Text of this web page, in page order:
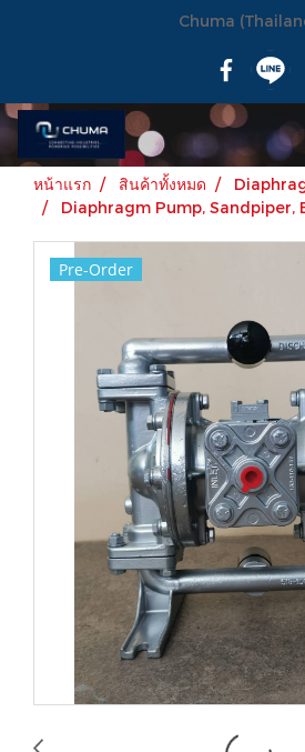
Chuma
หน้าแรก สินค้าทั้งหมด
Diaphragm Pump, Sandpiper,
Pre-Order